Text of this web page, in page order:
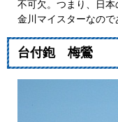
不可欠。つまり、日
金川マイスターなので
台付鉋 梅鶯